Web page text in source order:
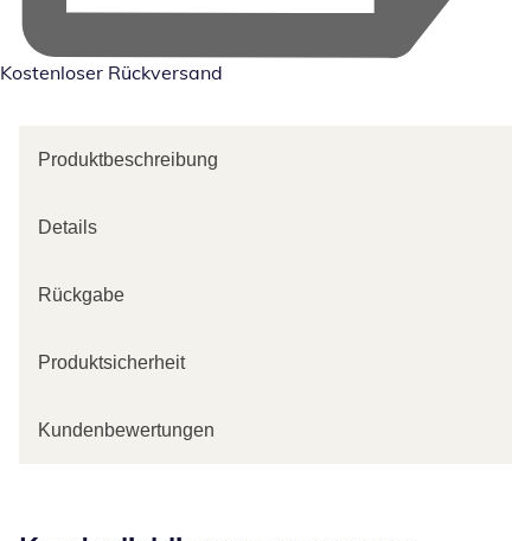
Kostenloser Rückversand
Produktbeschreibung
Details
Rückgabe
Produktsicherheit
Kundenbewertungen